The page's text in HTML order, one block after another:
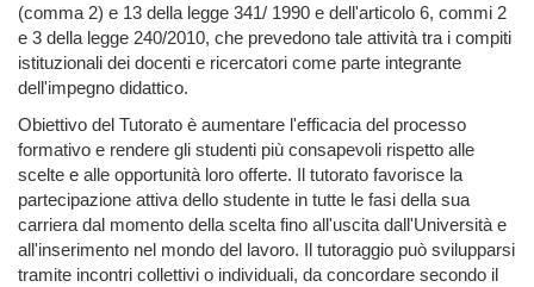
(comma 2) e 13 della legge 341/ 1990 e dell'articolo 6, commi 2
e 3 della legge 240/2010, che prevedono tale attività tra i compiti
istituzionali dei docenti e ricercatori come parte integrante
dell'impegno didattico.
Obiettivo del Tutorato è aumentare l'efficacia del processo
formativo e rendere gli studenti più consapevoli rispetto alle
scelte e alle opportunità loro offerte. Il tutorato favorisce la
partecipazione attiva dello studente in tutte le fasi della sua
carriera dal momento della scelta fino all'uscita dall'Università e
all'inserimento nel mondo del lavoro. Il tutoraggio può svilupparsi
tramite incontri collettivi o individuali, da concordare secondo il